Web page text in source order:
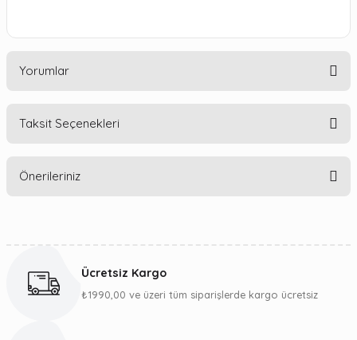
Yorumlar
Taksit Seçenekleri
Önerileriniz
Görüş ve önerileriniz için teşekkür ederiz.
Ücretsiz Kargo
₺1990,00 ve üzeri tüm siparişlerde kargo ücretsiz